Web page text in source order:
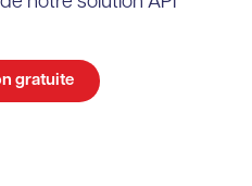
gratuite